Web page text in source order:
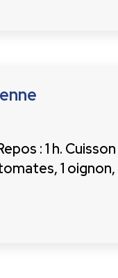
: 1 h. Cuisson
1 oignon,